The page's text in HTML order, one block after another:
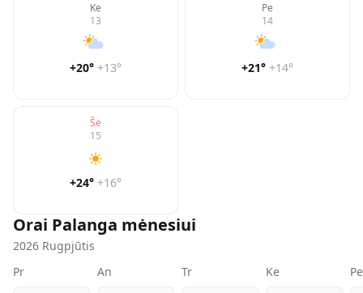
Ke
13
+20° +13°
Pe
14
+21° +14°
Še
15
+24° +16°
Orai Palanga mėnesiui
2026 Rugpjūtis
Pr
An Tr Ke
Pe